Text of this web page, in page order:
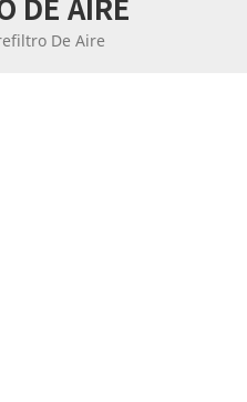
DE AIRE
De Aire